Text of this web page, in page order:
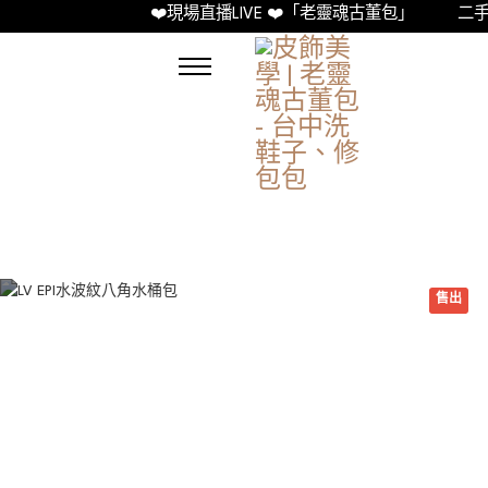
❤️現場直播LIVE ❤️「老靈魂古董包」 二